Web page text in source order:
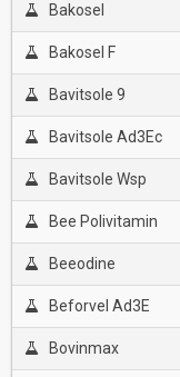
Bakosel
Bakosel F
Bavitsole 9
Bavitsole Ad3Ec
Bavitsole Wsp
Bee Polivitamin
Beeodine
Beforvel Ad3E
Bovinmax